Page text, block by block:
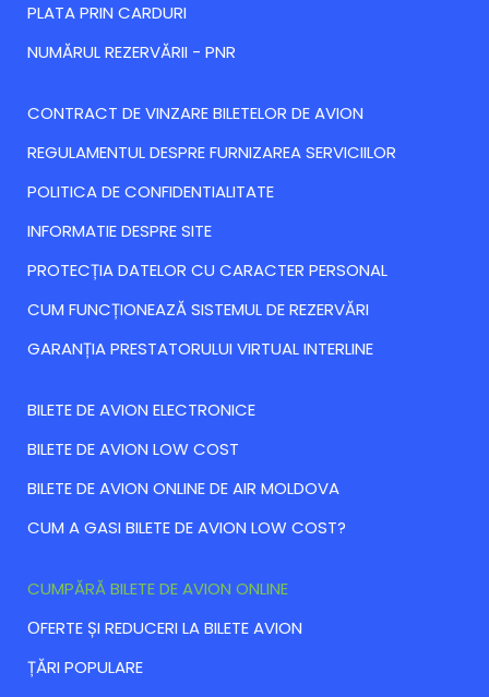
PLATA PRIN CARDURI
NUMĂRUL REZERVĂRII - PNR
CONTRACT DE VINZARE BILETELOR DE AVION
REGULAMENTUL DESPRE FURNIZAREA SERVICIILOR
POLITICA DE CONFIDENTIALITATE
INFORMATIE DESPRE SITE
PROTECȚIA DATELOR CU CARACTER PERSONAL
CUM FUNCȚIONEAZĂ SISTEMUL DE REZERVĂRI
GARANȚIA PRESTATORULUI VIRTUAL INTERLINE
BILETE DE AVION ELECTRONICE
BILETE DE AVION LOW COST
BILETE DE AVION ONLINE DE AIR MOLDOVA
CUM A GASI BILETE DE AVION LOW COST?
CUMPĂRĂ BILETE DE AVION ONLINE
ОFERTE ȘI REDUCERI LA BILETE AVION
ȚĂRI POPULARE